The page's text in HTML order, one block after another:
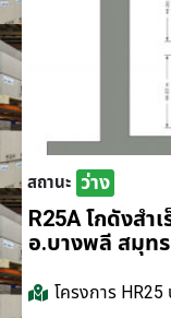
สถานะ ว่าง
R25A โกดังสำ
อ.บางพลี สมุท
โครงการ